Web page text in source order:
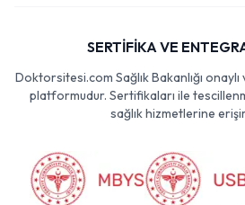
SERTİFİKA VE
Doktorsitesi.com Sağlık Bakanlığı
platformudur. Sertifikaları ile
sağlık hizmetlerine